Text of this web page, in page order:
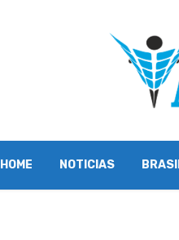
HOME NOTICIAS